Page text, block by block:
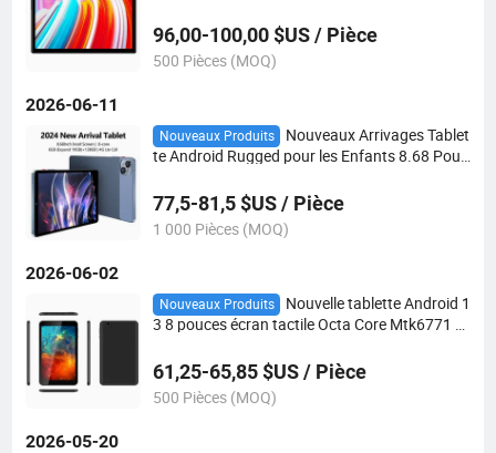
ablettes Android
96,00-100,00 $US / Pièce
500 Pièces (MOQ)
2026-06-11
Nouveaux Produits
Nouveaux Arrivages Tablet
te Android Rugged pour les Enfants 8.68 Pouc
ue Tablette Android avec Carte SIM
77,5-81,5 $US / Pièce
1 000 Pièces (MOQ)
2026-06-02
Nouveaux Produits
Nouvelle tablette Android 1
3 8 pouces écran tactile Octa Core Mtk6771 4
ttes PC WiFi 4G
61,25-65,85 $US / Pièce
500 Pièces (MOQ)
2026-05-20